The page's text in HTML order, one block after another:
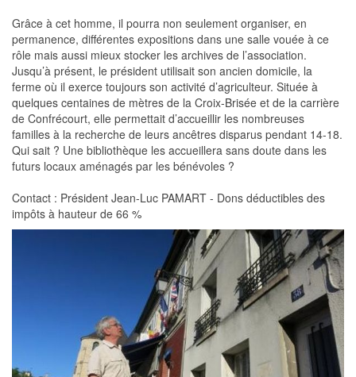
Grâce à cet homme, il pourra non seulement organiser, en
permanence, différentes expositions dans une salle vouée à ce
rôle mais aussi mieux stocker les archives de l’association.
Jusqu’à présent, le président utilisait son ancien domicile, la
ferme où il exerce toujours son activité d’agriculteur. Située à
quelques centaines de mètres de la Croix-Brisée et de la carrière
de Confrécourt, elle permettait d’accueillir les nombreuses
familles à la recherche de leurs ancêtres disparus pendant 14-18.
Qui sait ? Une bibliothèque les accueillera sans doute dans les
futurs locaux aménagés par les bénévoles ?
Contact : Président Jean-Luc PAMART - Dons déductibles des
impôts à hauteur de 66 %